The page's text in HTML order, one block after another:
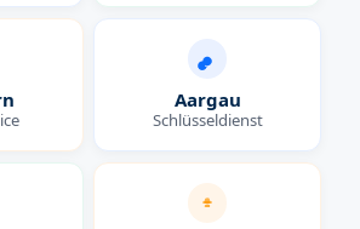
Aargau
Schlüsseldienst